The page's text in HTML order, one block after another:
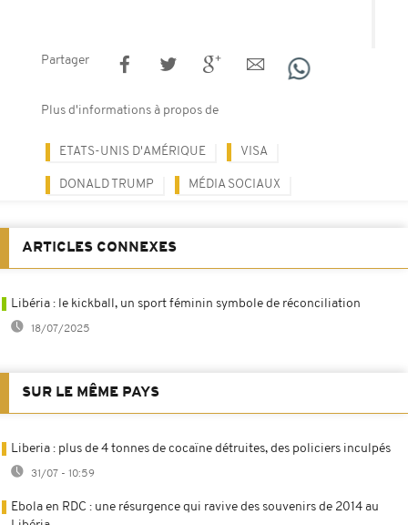
Partager
Plus d'informations à propos de
ETATS-UNIS D'AMÉRIQUE VISA
DONALD TRUMP MÉDIA SOCIAUX
ARTICLES CONNEXES
Libéria : le kickball, un sport féminin symbole de réconciliation
18/07/2025
SUR LE MÊME PAYS
Liberia : plus de 4 tonnes de cocaïne détruites, des policiers inculpés
31/07 - 10:59
Ebola en RDC : une résurgence qui ravive des souvenirs de 2014 au